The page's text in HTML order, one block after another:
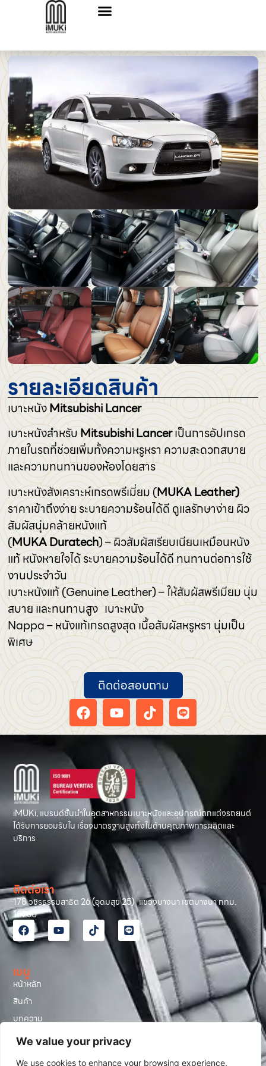
We value your privacy
We use cookies to enhance your browsing experience,
รายละเอียดสินค้า
เบาะหนังMitsubishi Lancer
เบาะหนังสำหรับMitsubishiLancerเป็นการอัปเกรด
ภายในรถที่ช่วยเพิ่มทั้งความหรูหรา ความสะดวกสบาย
และความทนทานของห้องโดยสาร
เบาะหนังสังเคราะห์เกรดพรีเมี่ยม (MUKA Leather)
ราคาเข้าถึงง่าย ระบายความร้อนได้ดี ดูแลรักษาง่าย ผิว
สัมผัสนุ่มคล้ายหนังแท้
(MUKA Duratech) – ผิวสัมผัสเรียบเนียนเหมือนหนัง
แท้ หนังหายใจได้ ระบายความร้อนได้ดี ทนทานต่อการใช้
งานประจำวัน
เบาะหนังแท้ (Genuine Leather) – ให้สัมผัสพรีเมียม นุ่ม
สบาย และทนทานสูง เบาะหนัง
Nappa – หนังแท้เกรดสูงสุด เนื้อสัมผัสหรูหรา นุ่มเป็น
พิเศษ
ติดต่อสอบถาม
iMUKi, แบรนด์ชั้นนำในอุตสาหกรรมเบาะหนังและอุปกรณ์ตกแต่งรถยนต์
ได้รับการยอมรับใน เรื่องมาตรฐานสูงทั้งในด้านคุณภาพการผลิตและ
บริการ
เมนู
หน้าหลัก
สินค้า
บทความ
รีวิวลูกค้า
ติดต่อเรา
178 วชิรธรรมสาธิต 26 (อุดมสุข 25) แขวงบางนา เขตบางนา กทม.
10260